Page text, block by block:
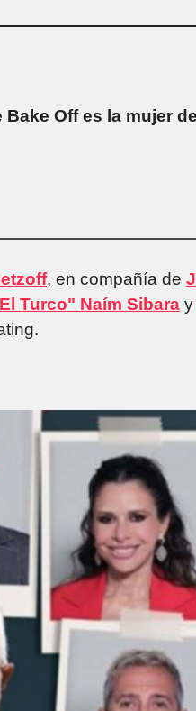
Off es la mujer
, en compañía de
Turco" Naím Sibara y